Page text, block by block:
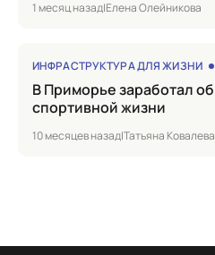
1 месяц назад|Елена Олейникова
ИНФРАСТРУКТУРА ДЛЯ ЖИЗНИ
в Приморье заработал обновлённый центр
спортивной жизни
10 месяцев назад|Татьяна Ковалева